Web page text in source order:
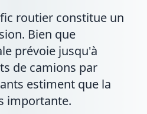
routier constitue un
Bien que
prévoie jusqu'à
de camions par
estiment que la
importante.